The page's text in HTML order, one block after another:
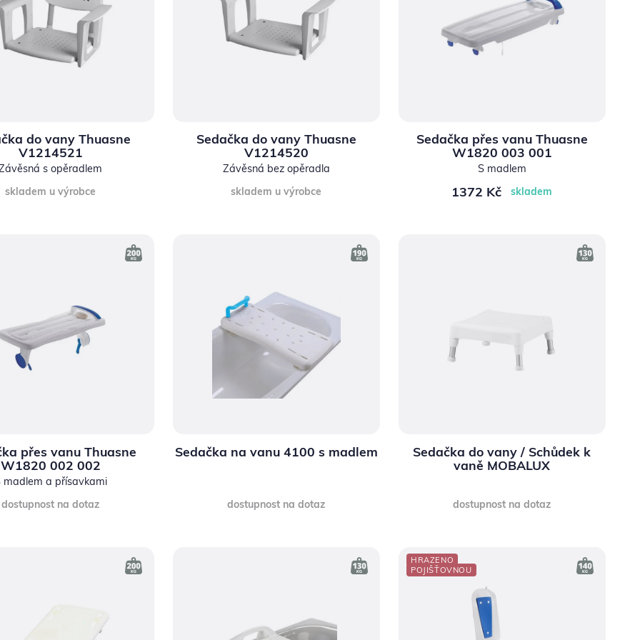
do vany Thuasne
V1214521
s opěradlem
skladem u výrobce
Sedačka do vany Thuasne
V1214520
Závěsná bez opěradla
skladem u výrobce
Sedačka přes vanu Thuasne
W1820 003 001
S madlem
1372 Kč skladem
přes vanu Thuasne
W1820 002 002
madlem a přísavkami
dostupnost na dotaz
Sedačka na vanu 4100 s madlem
dostupnost na dotaz
Sedačka do vany / Schůdek k
vaně MOBALUX
dostupnost na dotaz
HRAZENO
POJIŠŤOVNOU